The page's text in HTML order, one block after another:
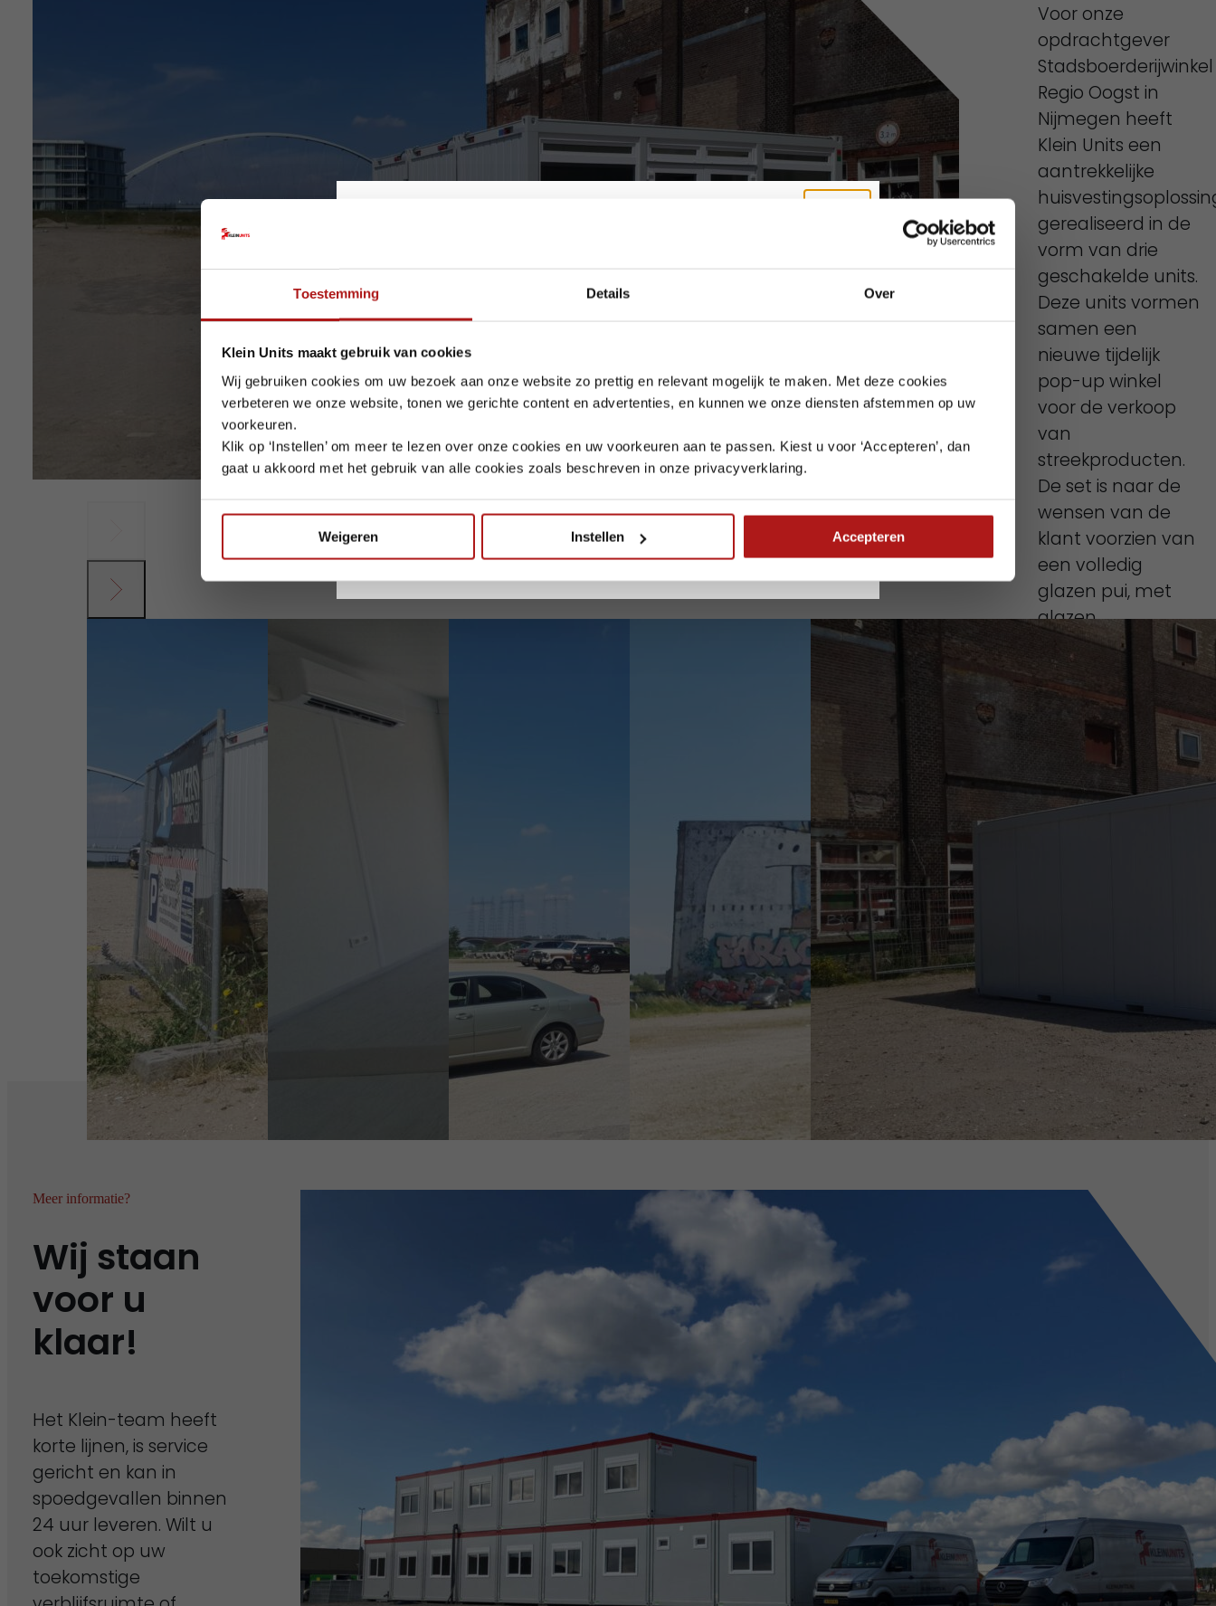
Toestemming Details Over
Klein Units maakt gebruik van cookies
Wij gebruiken cookies om uw bezoek aan onze website zo prettig en relevant mogelijk te maken. Met deze cookies
verbeteren we onze website, tonen we gerichte content en advertenties, en kunnen we onze diensten afstemmen op uw
voorkeuren.
Klik op ‘Instellen’ om meer te lezen over onze cookies en uw voorkeuren aan te passen. Kiest u voor ‘Accepteren’, dan
gaat u akkoord met het gebruik van alle cookies zoals beschreven in onze privacyverklaring.
Weigeren Instellen Accepteren
Voor onze
opdrachtgever
Stadsboerderijwinkel
Regio Oogst in
Nijmegen heeft
Klein Units een
aantrekkelijke
gerealiseerd in de
vorm van drie
geschakelde units.
Deze units vormen
samen een
nieuwe tijdelijk
pop-up winkel
voor de verkoop
van
streekproducten.
De set is naar de
wensen van de
klant voorzien van
een volledig
glazen pui, met
glazen
openslaande
deuren om zo een
open, lichte en
uitnodigende sfeer
te creëren.
Ook op zoek naar
passende tijdelijke
Wij staan
voor u
klaar!
Meer informatie?
Het Klein-team heeft
korte lijnen, is service
gericht en kan in
spoedgevallen binnen
24 uur leveren. Wilt u
ook zicht op uw
toekomstige
Op vakantie? Wij blijven bereikbaar.
Houd rekening met het volgende:
Bezoek inweek 30 t/m 34is alleen mogelijk op afspraak.
Alle vestigingen zijn telefonisch bereikbaar.
Leveringen en retourmeldingen ontvangen we graag op tijd, zodat we de planning goed
Wij wensen iedereen een fijne vakantie.